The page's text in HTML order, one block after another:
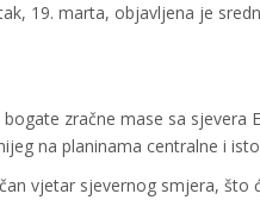
19. marta, objavljena je
zračne mase sa sjevera
na planinama centralne i
vjetar sjevernog smjera,